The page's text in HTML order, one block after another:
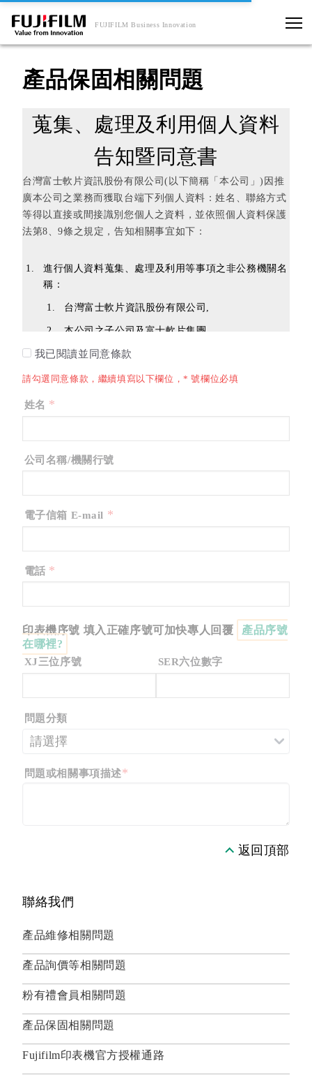
FUJIFILM Business Innovation
產品保固相關問題
蒐集、處理及利用個人資料
告知暨同意書
台灣富士軟片資訊股份有限公司(以下簡稱「本公司」)因推
廣本公司之業務而獲取台端下列個人資料：姓名、聯絡方式
等得以直接或間接識別您個人之資料，並依照個人資料保護
法第8、9條之規定，告知相關事宜如下：
進行個人資料蒐集、處理及利用等事項之非公務機關名
稱：
台灣富士軟片資訊股份有限公司,
本公司之子公司及富士軟片集團。
個人資料蒐集之目的：依本公司所得營業項目內，推廣
的及個人資料保護類別，本公司蒐集、處理及利用以下
址、通訊、電子郵件及其他任何可辨識資料本人者
個人資料利用之期間、地區、對象及方式：
期間：自蒐集日起至當事人主張刪除或停止使用之
於部份服務將使用第三方雲端服務所提供之架構服
務（如Amazon Web Services, AWS），會員同意
其個人資料在提供服務之必要範圍內，可能進行國
際傳輸及儲存。
對象：本公司及其子公司、富士軟片集團。
方式：限於本公司於營業範圍及宣傳推廣業務內，
包括但不限於建立顧客資料庫、寄發宣傳品等。
當事人依本法第三條規定得行使之權利及方式：
料；亦得申請製給複製本、補充或更正個人資料及要求
資料告知書之全部內容，且同意 貴公司於所載之目的範圍
我已閱讀並同意條款
請勾選同意條款，繼續填寫以下欄位，* 號欄位必填
姓名 *
公司名稱/機關行號
電子信箱 E-mail *
電話 *
印表機序號 填入正確序號可加快專人回覆
產品序號
在哪裡?
XJ三位序號 SER六位數字
問題分類
問題或相關事項描述*
返回頂部
聯絡我們
產品維修相關問題
產品詢價等相關問題
粉有禮會員相關問題
產品保固相關問題
Fujifilm印表機官方授權通路